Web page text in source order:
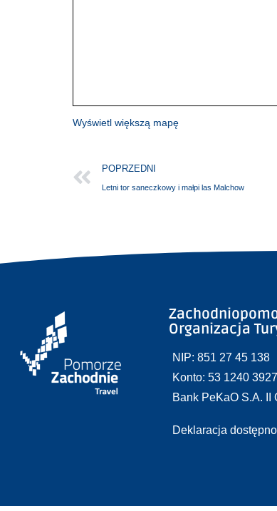
Wyświetl większą mapę
POPRZEDNI
Letni tor saneczkowy i małpi las Malchow
Organizacja
NIP: 851 27 45 138
Konto: 53 1240
Bank PeKaO S.A. II
Deklaracja